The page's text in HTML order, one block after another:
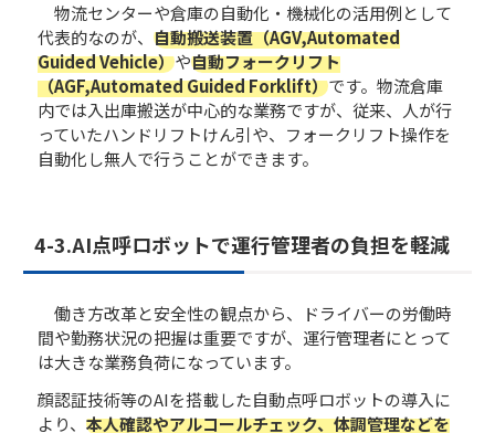
物流センターや倉庫の自動化・機械化の活用例として
代表的なのが、 自動搬送装置（AGV,Automated
Guided Vehicle）や自動フォークリフト
（AGF,Automated Guided Forklift）です。物流倉庫
内では入出庫搬送が中心的な業務ですが、従来、人が行
っていたハンドリフトけん引や、フォークリフト操作を
自動化し無人で行うことができます。
4-3.AI点呼ロボットで運行管理者の負担を軽減
働き方改革と安全性の観点から、ドライバーの労働時
間や勤務状況の把握は重要ですが、運行管理者にとって
は大きな業務負荷になっています。
顔認証技術等のAIを搭載した自動点呼ロボットの導入に
より、 本人確認やアルコールチェック、体調管理などを